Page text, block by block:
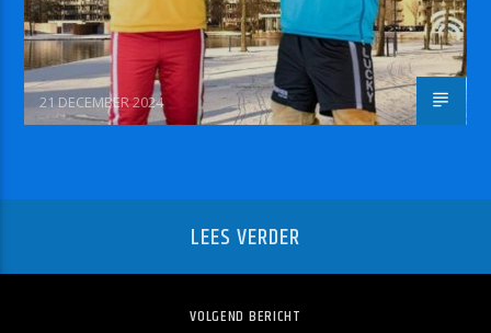
21 DECEMBER 2024
LEES VERDER
VOLGEND BERICHT